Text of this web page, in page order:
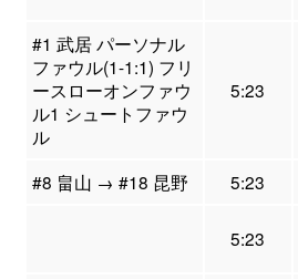
#1 武居 パーソナル
ファウル(1-1:1) フリ
ースローオンファウ
ル1 シュートファウ
ル
5:23
#8 畠山 → #18 昆野 5:23
5:23